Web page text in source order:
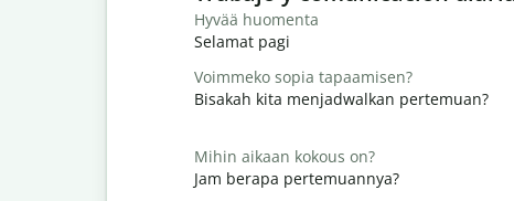
Hyvää huomenta
Selamat pagi
Voimmeko sopia tapaamisen?
Bisakah kita menjadwalkan pertemuan?
Mihin aikaan kokous on?
Jam berapa pertemuannya?